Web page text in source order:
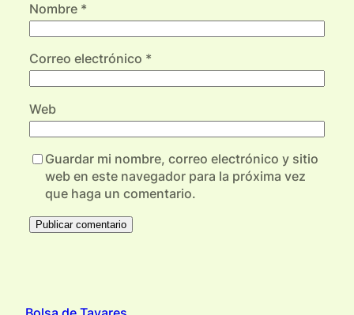
Nombre *
Correo electrónico *
Web
Guardar mi nombre, correo electrónico y sitio
web en este navegador para la próxima vez
que haga un comentario.